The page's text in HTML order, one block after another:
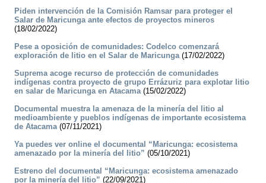
Piden intervención de la Comisión Ramsar para proteger el
Salar de Maricunga ante efectos de proyectos mineros
(18/02/2022)
Pese a oposición de comunidades: Codelco comenzará
exploración de litio en el Salar de Maricunga(17/02/2022)
Suprema acoge recurso de protección de comunidades
indígenas contra proyecto de grupo Errázuriz para explotar litio
en salar de Maricunga en Atacama(15/02/2022)
Documental muestra la amenaza de la minería del litio al
medioambiente y pueblos indígenas de importante ecosistema
de Atacama(07/11/2021)
Ya puedes ver online el documental “Maricunga: ecosistema
amenazado por la minería del litio” (05/10/2021)
Estreno del documental “Maricunga: ecosistema amenazado
por la minería del litio” (22/09/2021)